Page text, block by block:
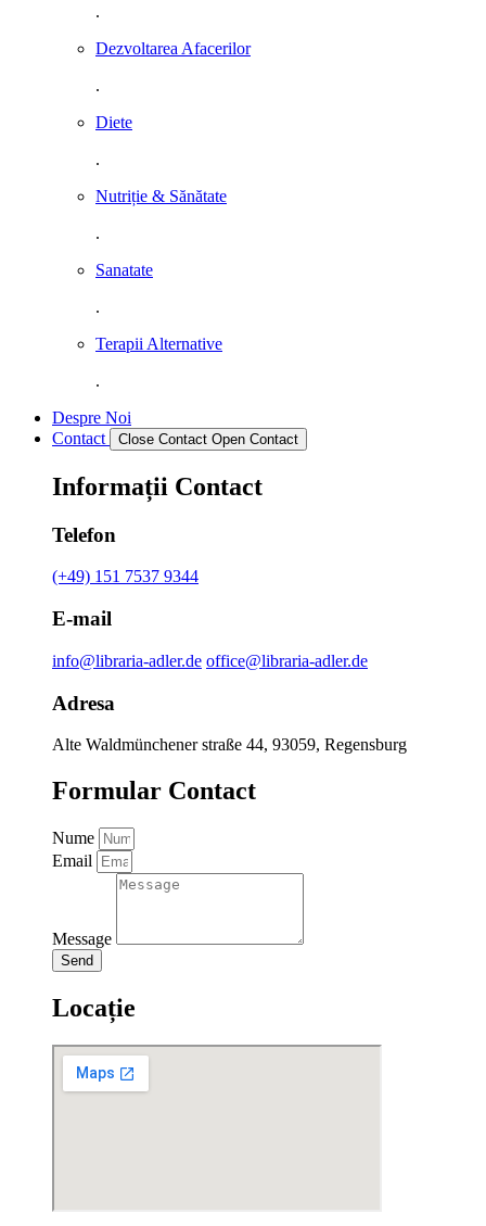
.
Dezvoltarea Afacerilor
.
Diete
.
Nutriție & Sănătate
.
Sanatate
.
Terapii Alternative
.
Despre Noi
Contact
Close Contact Open Contact
Informații Contact
Telefon
(+49) 151 7537 9344
E-mail
info@libraria-adler.de office@libraria-adler.de
Adresa
Alte Waldmünchener straße 44, 93059, Regensburg
Formular Contact
Nume
Email
Message
Send
Locație